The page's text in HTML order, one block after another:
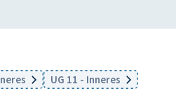
UG 11 - Inneres